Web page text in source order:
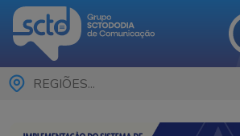
REGIÕES...